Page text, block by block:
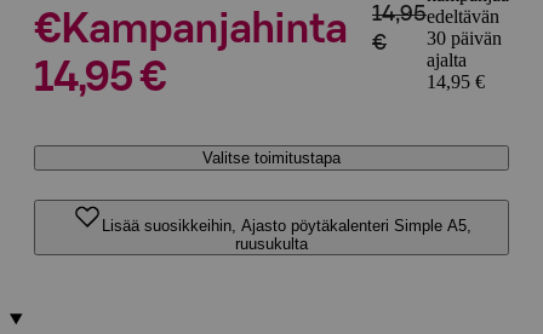
€Kampanjahinta
14,95 €
14,95
€
edeltävän
30 päivän
ajalta
14,95 €
Valitse toimitustapa
Lisää suosikkeihin, Ajasto pöytäkalenteri Simple A5,
ruusukulta